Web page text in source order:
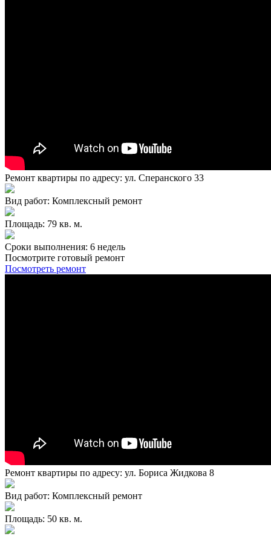
Ремонт квартиры по адресу: ул. Сперанского 33
Вид работ: Комплексный ремонт
Площадь: 79 кв. м.
Сроки выполнения: 6 недель
Посмотрите готовый ремонт
Посмотреть ремонт
Ремонт квартиры по адресу: ул. Бориса Жидкова 8
Вид работ: Комплексный ремонт
Площадь: 50 кв. м.